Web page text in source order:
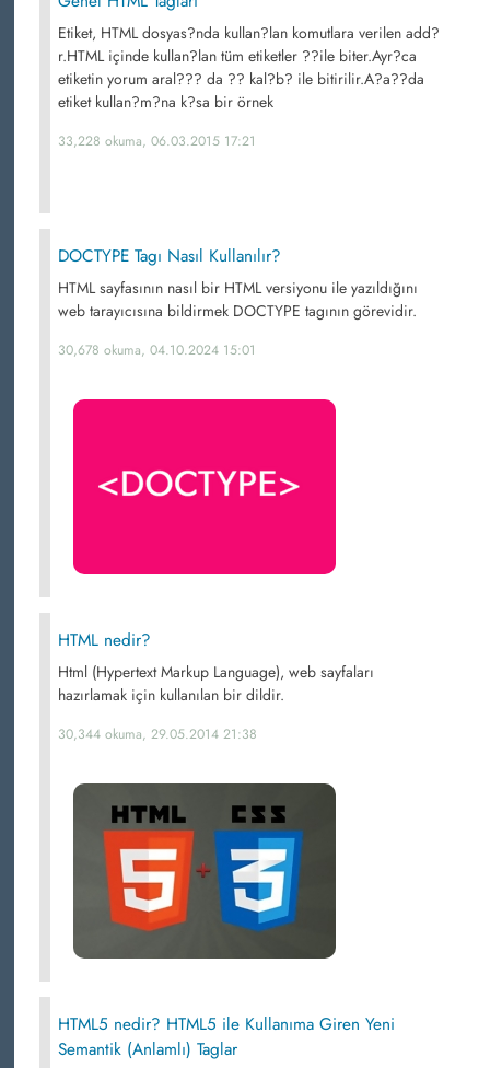
Etiket, HTML dosyas?nda kullan?lan komutlara verilen add?
r.HTML içinde kullan?lan tüm etiketler ??ile biter.Ayr?ca
etiketin yorum aral??? da ?? kal?b? ile bitirilir.A?a??da
etiket kullan?m?na k?sa bir örnek
33,228 okuma, 06.03.2015 17:21
DOCTYPE Tagı Nasıl Kullanılır?
HTML sayfasının nasıl bir HTML versiyonu ile yazıldığını
web tarayıcısına bildirmek DOCTYPE tagının görevidir.
30,678 okuma, 04.10.2024 15:01
HTML nedir?
Html (Hypertext Markup Language), web sayfaları
hazırlamak için kullanılan bir dildir.
30,344 okuma, 29.05.2014 21:38
HTML5 nedir? HTML5 ile Kullanıma Giren Yeni
Semantik (Anlamlı) Taglar